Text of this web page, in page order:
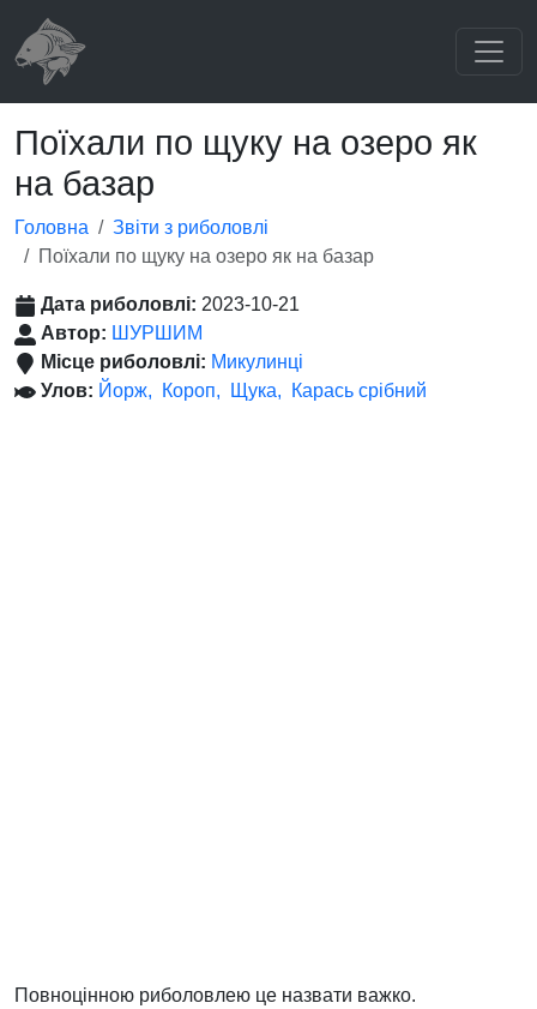
Поїхали по щуку на озеро як
на базар
Головна
Звіти з риболовлі
Поїхали по щуку на озеро як на базар
Дата риболовлі: 2023-10-21
Автор: ШУРШИМ
Місце риболовлі: Микулинці
Улов: Йорж Короп Щука Карась срібний
Повноцінною риболовлею це назвати важко.